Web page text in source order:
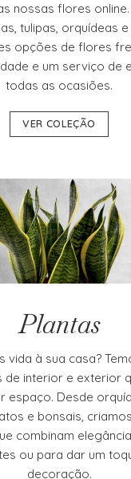
nossas flores
tulipas, orquídeas
opções de flores
e um serviço de
todas as ocasiões.
VER COLEÇÃO
Plantas
vida à sua casa?
de interior e exterior
espaço. Desde
e bonsais,
combinam
ou para dar um
decoração.